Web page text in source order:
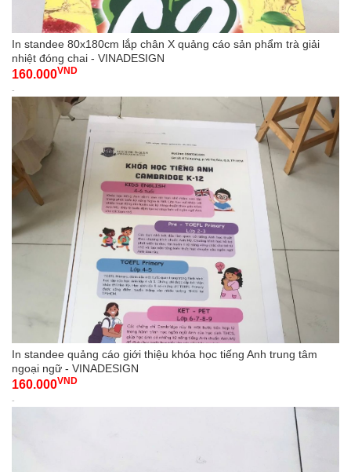
In standee 80x180cm lắp chân X quảng cáo sản phẩm trà giải
nhiệt đóng chai - VINADESIGN
160.000VND
-
In standee quảng cáo giới thiệu khóa học tiếng Anh trung tâm
ngoại ngữ - VINADESIGN
160.000VND
-